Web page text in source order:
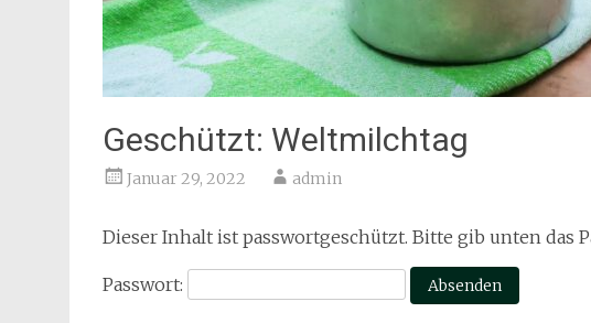
Geschützt: Weltmilchtag
Januar 29, 2022 admin
Dieser Inhalt ist passwortgeschützt. Bitte gib unten das
Passwort: